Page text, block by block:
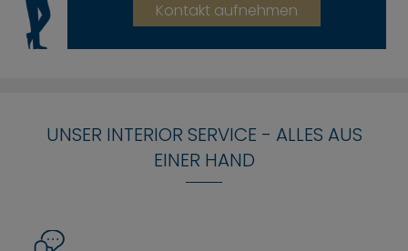
Kontakt aufnehmen
UNSER INTERIOR SERVICE - ALLES AUS
EINER HAND